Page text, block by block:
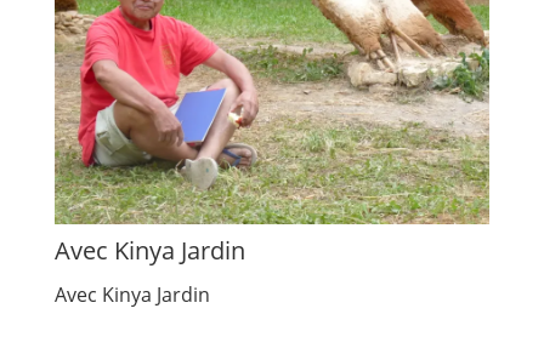
Avec Kinya Jardin
Avec Kinya Jardin